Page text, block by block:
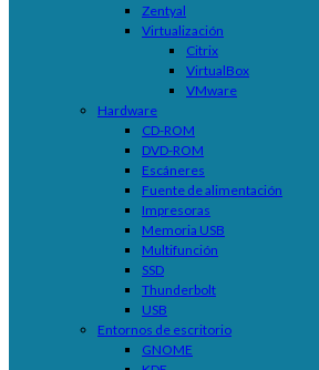
Zentyal
Virtualización
Citrix
VirtualBox
VMware
Hardware
CD-ROM
DVD-ROM
Escáneres
Fuente de alimentación
Impresoras
Memoria USB
Multifunción
SSD
Thunderbolt
USB
Entornos de escritorio
GNOME